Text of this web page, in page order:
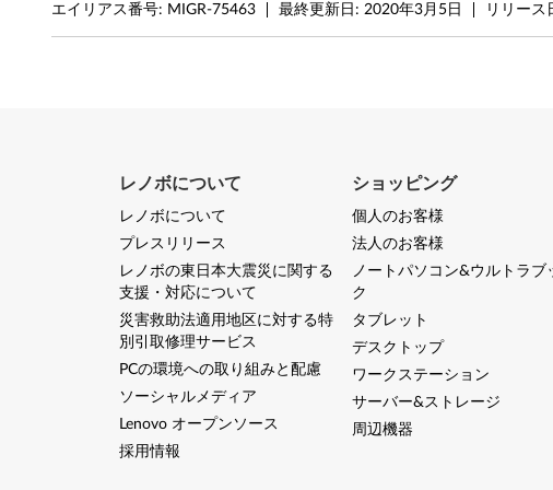
p
エイリアス番号: MIGR-75463 最終更新日: 2020年3月5日 リリース
レノボについて
レノボについて
プレスリリース
レノボの東日本大震災に関する
支援・対応について
災害救助法適用地区に対する特
別引取修理サービス
PCの環境への取り組みと配慮
ソーシャルメディア
Lenovo オープンソース
採用情報
ショッピング
個人のお客様
法人のお客様
ノートパソコン&ウルトラブ
ク
タブレット
デスクトップ
ワークステーション
サーバー&ストレージ
周辺機器